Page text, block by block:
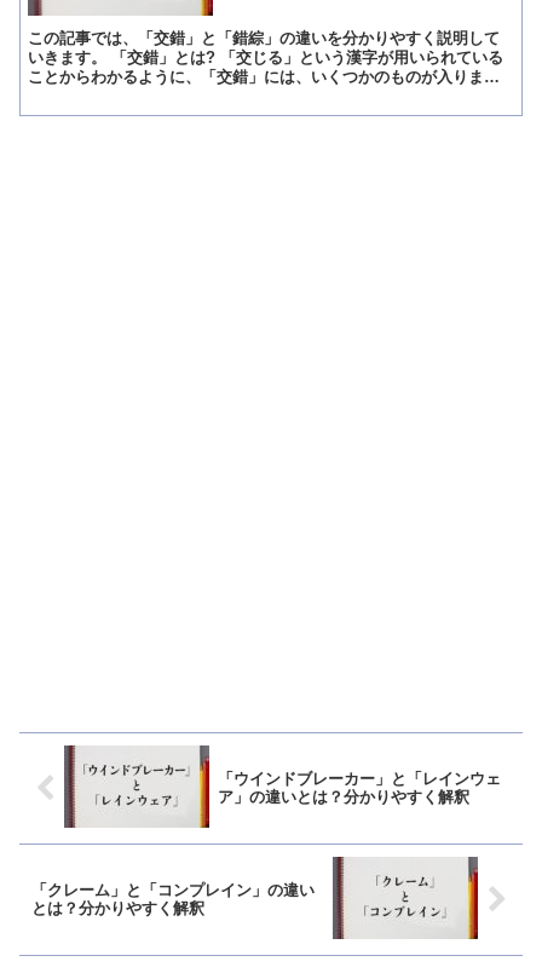
この記事では、「交錯」と「錯綜」の違いを分かりやすく説明して
いきます。 「交錯」とは? 「交じる」という漢字が用いられている
ことからわかるように、「交錯」には、いくつかのものが入りまじ
「ウインドブレーカー」と「レインウェ
ア」の違いとは？分かりやすく解釈
「クレーム」と「コンプレイン」の違い
とは？分かりやすく解釈